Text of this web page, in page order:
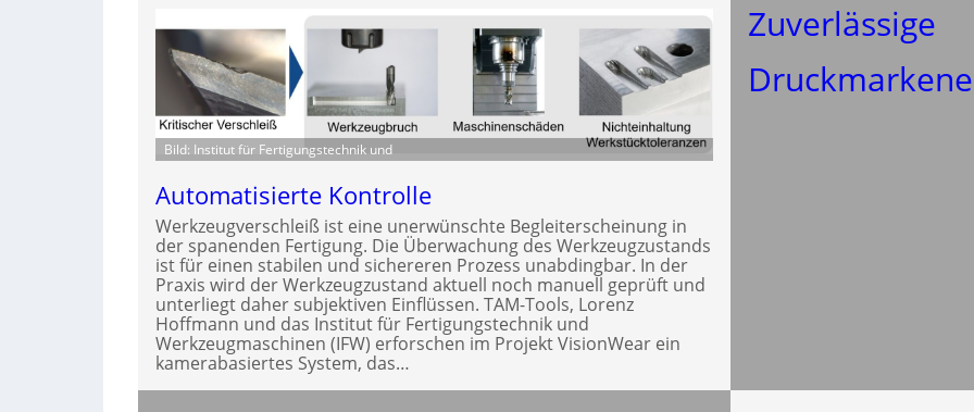
Bild: Institut für Fertigungstechnik und
Automatisierte Kontrolle
Werkzeugverschleiß ist eine unerwünschte Begleiterscheinung in
der spanenden Fertigung. Die Überwachung des Werkzeugzustands
ist für einen stabilen und sichereren Prozess unabdingbar. In der
Praxis wird der Werkzeugzustand aktuell noch manuell geprüft und
unterliegt daher subjektiven Einflüssen. TAM-Tools, Lorenz
Hoffmann und das Institut für Fertigungstechnik und
Werkzeugmaschinen (IFW) erforschen im Projekt VisionWear ein
kamerabasiertes System, das…
Zuverlässige